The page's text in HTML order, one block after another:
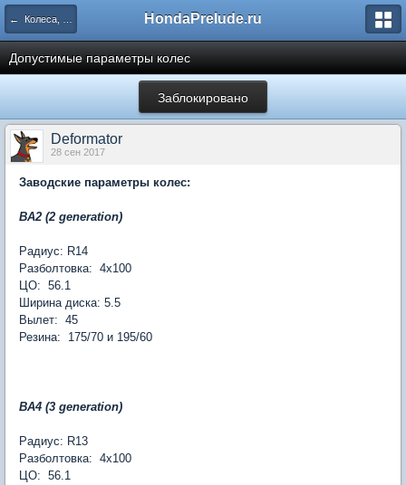
← Колеса, диски и резина HondaPrelude.ru
Допустимые параметры колес
Заблокировано
Deformator
28 сен 2017
Заводские параметры колес:
BA2 (2 generation)
Радиус: R14
Разболтовка: 4х100
ЦО: 56.1
Ширина диска: 5.5
Вылет: 45
Резина: 175/70 и 195/60
BA4 (3 generation)
Радиус: R13
Разболтовка: 4х100
ЦО: 56.1